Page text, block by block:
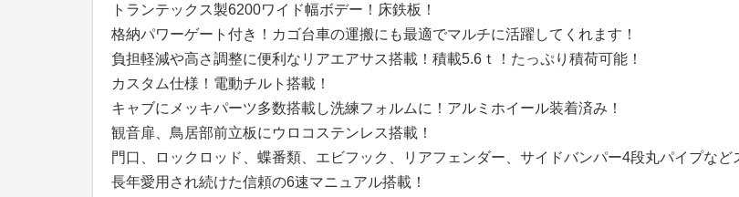
トランテックス製6200ワイド幅ボデー！床鉄板！
格納パワーゲート付き！カゴ台車の運搬にも最適でマルチに活躍してくれます！
負担軽減や高さ調整に便利なリアエアサス搭載！積載5.6ｔ！たっぷり積荷可能！
カスタム仕様！電動チルト搭載！
キャブにメッキパーツ多数搭載し洗練フォルムに！アルミホイール装着済み！
観音扉、鳥居部前立板にウロコステンレス搭載！
門口、ロックロッド、蝶番類、エビフック、リアフェンダー、サイドバンパー4段丸パイプなど
長年愛用され続けた信頼の6速マニュアル搭載！